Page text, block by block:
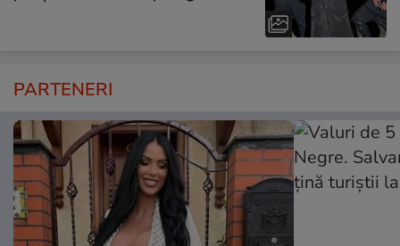
PARTENERI